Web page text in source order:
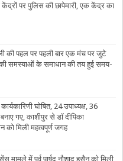
पर पुलिस की छापेमारी, एक केंद्र का
की पहल पर पहली बार एक मंच पर जुटे
की समस्याओं के समाधान की तय हुई समय-
घोषित, 24 उपाध्यक्ष, 36
गए, काशीपुर से डॉ दीपिका
को मिली महत्वपूर्ण जगह
मामले में पूर्व पार्षद नौशाद हुसैन को मिली